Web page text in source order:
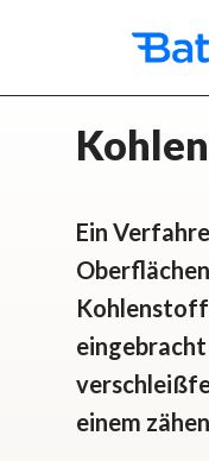
main
Ein
einem